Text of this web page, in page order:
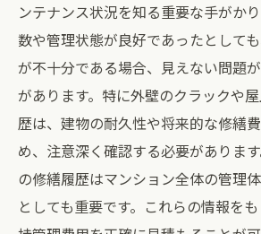
ンテナンス状況を知る重要な手がか
数や管理状態が良好であったとして
が不十分である場合、見えない問題
があります。特に外壁のクラックや
歴は、建物の耐久性や将来的な修繕
め、注意深く確認する必要がありま
の修繕履歴はマンション全体の管理
としても重要です。これらの情報を